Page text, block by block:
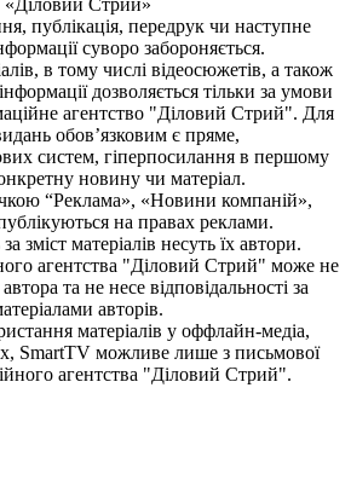
«Діловий Стрий»
публiкацiя, передрук чи наступне
суворо забороняється.
в тому числі відеосюжетів, а також
дозволяється тільки за умови
агентство "Діловий Стрий". Для
обов’язковим є пряме,
систем, гіперпосилання в першому
новину чи матеріал.
“Реклама», «Новини компаній»,
на правах реклами.
зміст матеріалів несуть їх автори.
агентства "Діловий Стрий" може не
та не несе відповідальності за
авторів.
матеріалів у оффлайн-медіа,
SmartTV можливе лише з письмової
агентства "Діловий Стрий".